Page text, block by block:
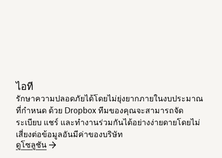
ไอที
รักษาความปลอดภัยได้โดยไม่ยุ่งยากภายในงบประมาณ
ที่กำหนด ด้วย Dropbox ทีมของคุณจะสามารถจัด
ระเบียบ แชร์ และทำงานร่วมกันได้อย่างง่ายดายโดยไม่
เสี่ยงต่อข้อมูลอันมีค่าของบริษัท
ดูโซลูชัน